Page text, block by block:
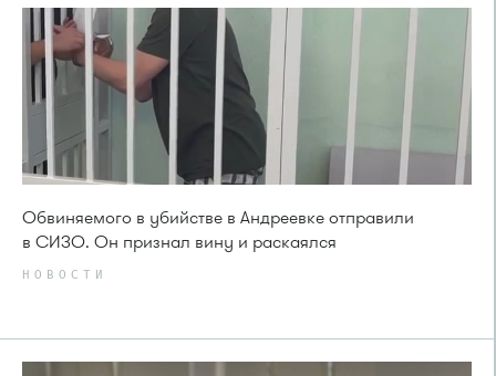
Обвиняемого в убийстве в Андреевке отправили
в СИЗО. Он признал вину и раскаялся
НОВОСТИ